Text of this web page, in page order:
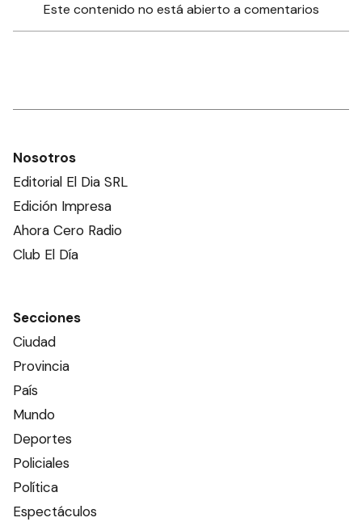
Este contenido no está abierto a comentarios
Nosotros
Editorial El Dia SRL
Edición Impresa
Ahora Cero Radio
Club El Día
Secciones
Ciudad
Provincia
País
Mundo
Deportes
Policiales
Política
Espectáculos